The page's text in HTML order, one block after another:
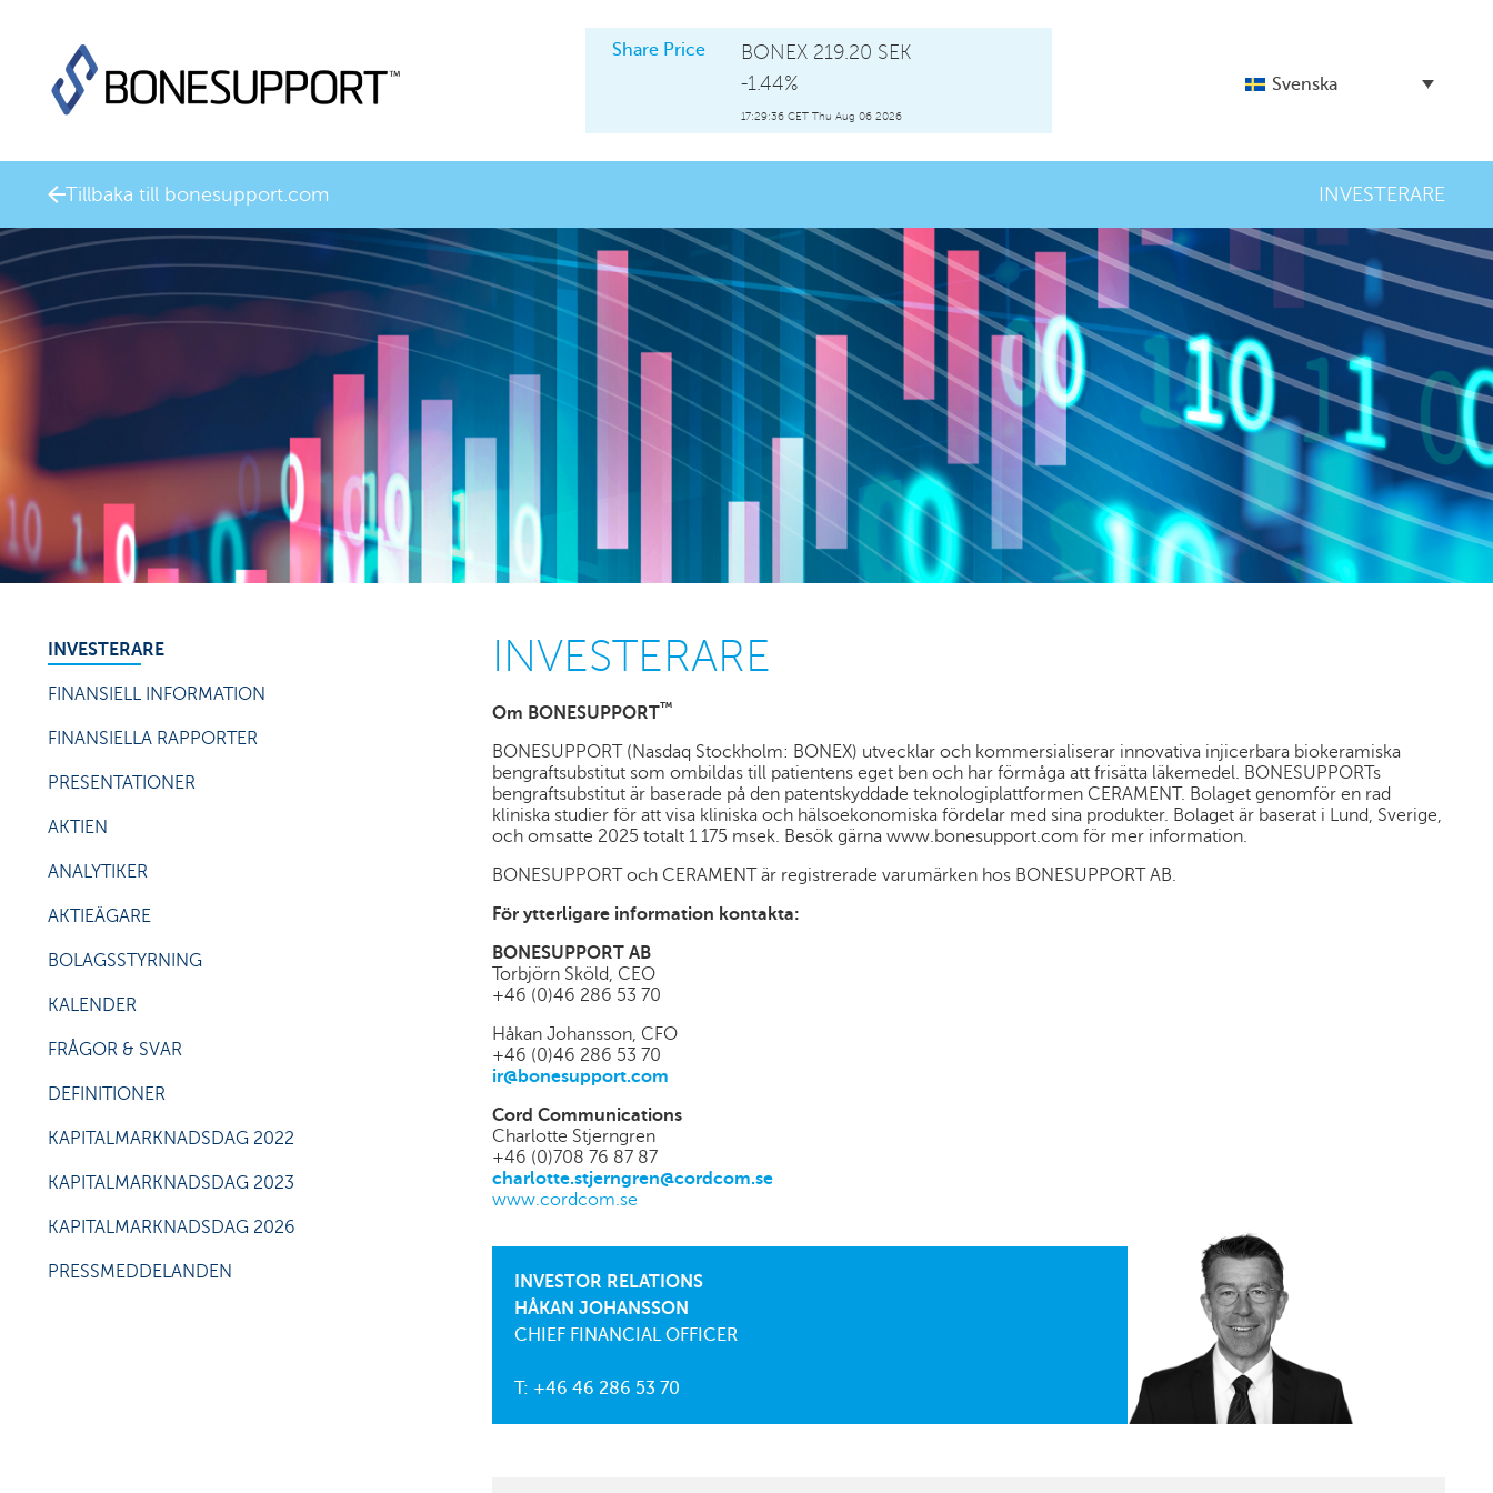
Share Price BONEX 219.20 SEK
-1.44%
17:29:36 CET Thu Aug 06 2026
Svenska
Tillbaka till bonesupport.com INVESTERARE
INVESTERARE
FINANSIELL INFORMATION
FINANSIELLA RAPPORTER
PRESENTATIONER
AKTIEN
ANALYTIKER
AKTIEÄGARE
BOLAGSSTYRNING
KALENDER
FRÅGOR & SVAR
DEFINITIONER
KAPITALMARKNADSDAG 2022
KAPITALMARKNADSDAG 2023
KAPITALMARKNADSDAG 2026
PRESSMEDDELANDEN
INVESTERARE
Om BONESUPPORT™
BONESUPPORT (Nasdaq Stockholm: BONEX) utvecklar och kommersialiserar innovativa injicerbara biokeramiska
bengraftsubstitut som ombildas till patientens eget ben och har förmåga att frisätta läkemedel. BONESUPPORTs
bengraftsubstitut är baserade på den patentskyddade teknologiplattformen CERAMENT. Bolaget genomför en rad
kliniska studier för att visa kliniska och hälsoekonomiska fördelar med sina produkter. Bolaget är baserat i Lund, Sverige,
och omsatte 2025 totalt 1 175 msek. Besök gärna www.bonesupport.com för mer information.
BONESUPPORT och CERAMENT är registrerade varumärken hos BONESUPPORT AB.
För ytterligare information kontakta:
BONESUPPORT AB
Torbjörn Sköld, CEO
+46 (0)46 286 53 70
Håkan Johansson, CFO
+46 (0)46 286 53 70
ir@bonesupport.com
Cord Communications
Charlotte Stjerngren
+46 (0)708 76 87 87
charlotte.stjerngren@cordcom.se
www.cordcom.se
INVESTOR RELATIONS
HÅKAN JOHANSSON
CHIEF FINANCIAL OFFICER
T: +46 46 286 53 70